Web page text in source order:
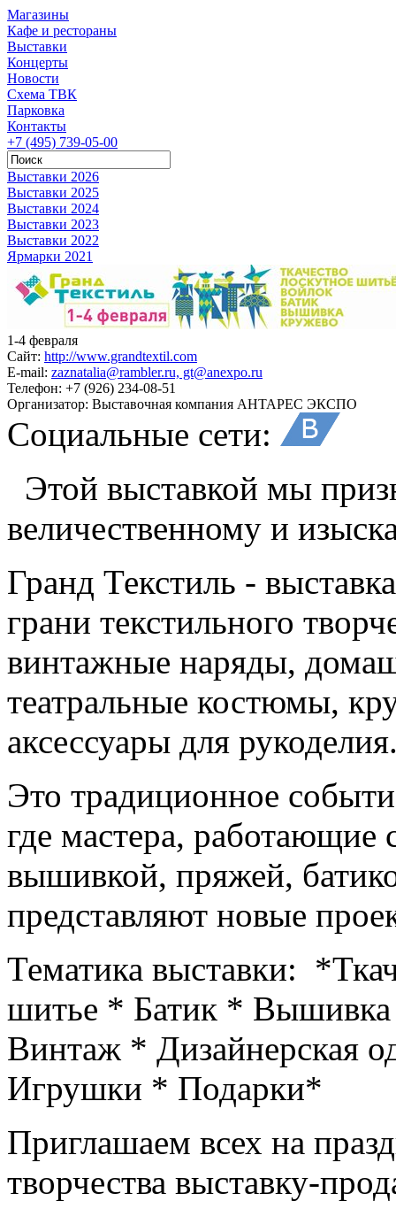
Магазины
Кафе и рестораны
Выставки
Концерты
Новости
Схема ТВК
Парковка
Контакты
+7 (495) 739-05-00
Выставки 2026
Выставки 2025
Выставки 2024
Выставки 2023
Выставки 2022
Ярмарки 2021
1-4 февраля
Сайт: http://www.grandtextil.com
E-mail: zaznatalia@rambler.ru, gt@anexpo.ru
Телефон: +7 (926) 234-08-51
Организатор: Выставочная компания АНТАРЕС ЭКСПО
Социальные сети:
Этой выставкой мы
величественному и
Гранд Текстиль -
грани текстильного
винтажные наряды,
театральные костюмы,
аксессуары для
Это традиционное
где мастера, работающие
вышивкой, пряжей,
представляют новые
Тематика выставки:
шитье * Батик *
Винтаж * Дизайнерская
Игрушки * Подарки*
Приглашаем всех на
творчества выставку-